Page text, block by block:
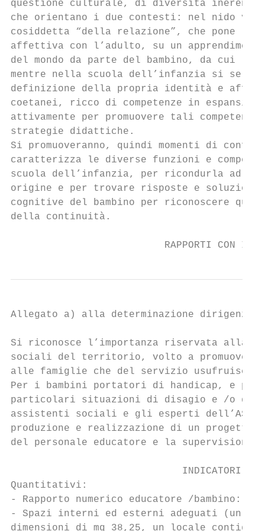
questione culturale, di diversità inerenti
che orientano i due contesti: nel nido vige
cosiddetta “della relazione”, che pone
affettiva con l’adulto, su un
del mondo da parte del bambino, da cui
mentre nella scuola dell’infanzia si
definizione della propria identità e
coetanei, ricco di competenze in
attivamente per promuovere tali
strategie didattiche.
Si promuoveranno, quindi momenti di
caratterizza le diverse funzioni e
scuola dell’infanzia, per ricondurla ad
origine e per trovare risposte e
cognitive del bambino per riconoscere
della continuità.
RAPPORTI CON I
Allegato a) alla determinazione
Si riconosce l’importanza riservata alla
sociali del territorio, volto a promuovere
alle famiglie che del servizio
Per i bambini portatori di handicap, e per
particolari situazioni di disagio e /o
assistenti sociali e gli esperti dell’ASL
produzione e realizzazione di un
del personale educatore e la supervisione.
INDICATORI DI
Quantitativi:
- Rapporto numerico educatore /bambino: 1:8
- Spazi interni ed esterni adeguati (un
dimensioni di mq 38,25, un locale